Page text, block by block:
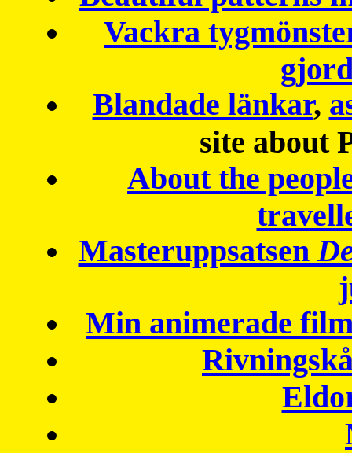
Vackra
Blandade länkar,
site about
About the
Masteruppsatsen
Min animerade